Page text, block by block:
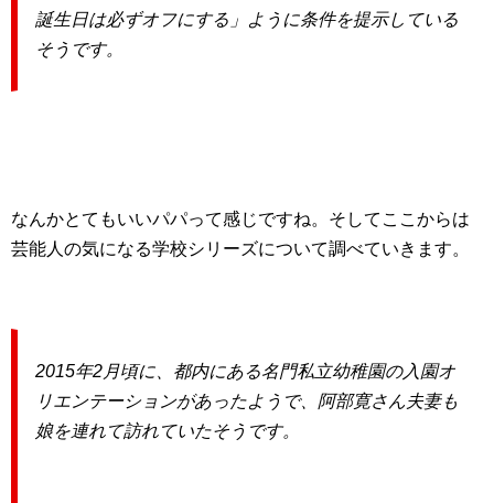
誕生日は必ずオフにする」ように条件を提示している
そうです。
なんかとてもいいパパって感じですね。そしてここからは
芸能人の気になる学校シリーズについて調べていきます。
2015年2月頃に、都内にある名門私立幼稚園の入園オ
リエンテーションがあったようで、阿部寛さん夫妻も
娘を連れて訪れていたそうです。